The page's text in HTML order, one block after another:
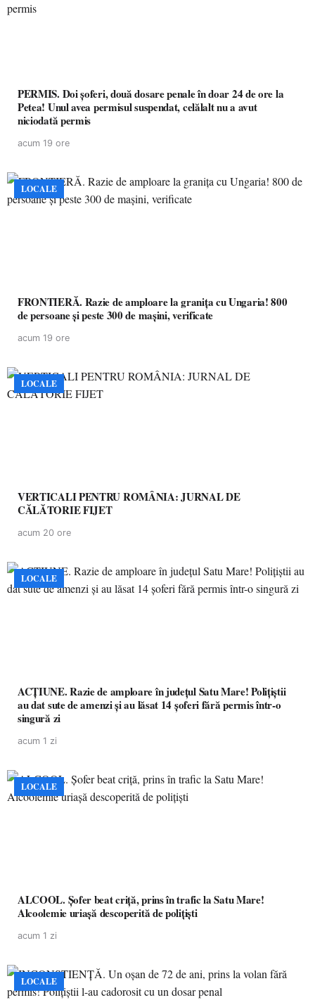
PERMIS. Doi șoferi, două dosare penale în doar 24 de ore la
Petea! Unul avea permisul suspendat, celălalt nu a avut
niciodată permis
acum 19 ore
LOCALE
FRONTIERĂ. Razie de amploare la granița cu Ungaria! 800
de persoane și peste 300 de mașini, verificate
acum 19 ore
LOCALE
VERTICALI PENTRU ROMÂNIA: JURNAL DE
CĂLĂTORIE FIJET
acum 20 ore
LOCALE
ACȚIUNE. Razie de amploare în județul Satu Mare! Polițiștii
au dat sute de amenzi și au lăsat 14 șoferi fără permis într-o
singură zi
acum 1 zi
LOCALE
ALCOOL. Șofer beat criță, prins în trafic la Satu Mare!
Alcoolemie uriașă descoperită de polițiști
acum 1 zi
LOCALE